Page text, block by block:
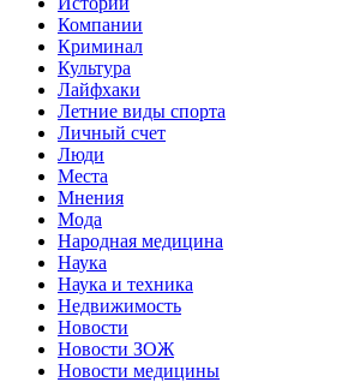
Компании
Криминал
Культура
Лайфхаки
Летние виды спорта
Личный счет
Люди
Места
Мнения
Мода
Народная медицина
Наука
Наука и техника
Недвижимость
Новости
Новости ЗОЖ
Новости медицины